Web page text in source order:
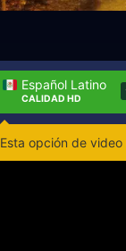
Español Latino
CALIDAD HD
Esta opción de